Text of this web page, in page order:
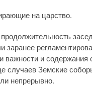
на царство.
заранее
важности и
случаев Земские
непрерывно.